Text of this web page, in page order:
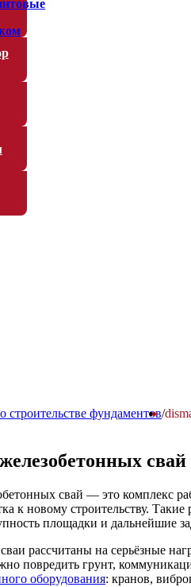
строительстве фундаментов/
свай
свай — это комплекс
к новому строительству.
площадки и дальнейшие
рассчитаны на серьёзные
повредить грунт,
оборудования: кранов,